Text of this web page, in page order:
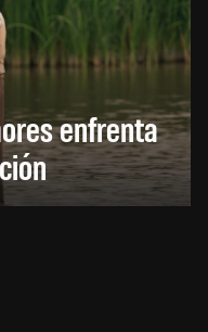
enfrenta